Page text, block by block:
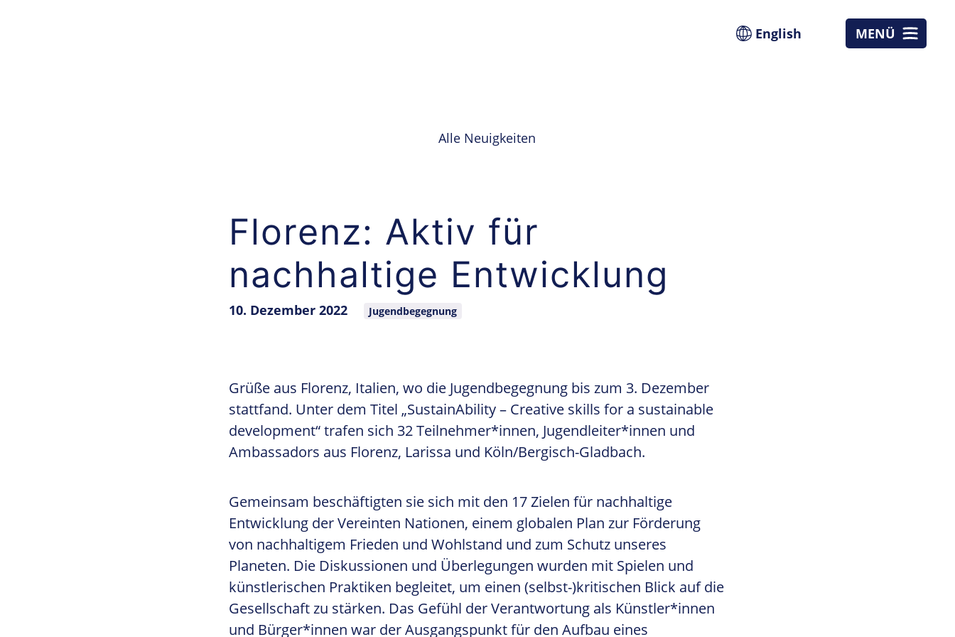
English MENÜ
Alle Neuigkeiten
Florenz: Aktiv für
nachhaltige Entwicklung
10. Dezember 2022 Jugendbegegnung
Grüße aus Florenz, Italien, wo die Jugendbegegnung bis zum 3. Dezember
stattfand. Unter dem Titel „SustainAbility – Creative skills for a sustainable
development“ trafen sich 32 Teilnehmer*innen, Jugendleiter*innen und
Ambassadors aus Florenz, Larissa und Köln/Bergisch-Gladbach.
Gemeinsam beschäftigten sie sich mit den 17 Zielen für nachhaltige
Entwicklung der Vereinten Nationen, einem globalen Plan zur Förderung
von nachhaltigem Frieden und Wohlstand und zum Schutz unseres
Planeten. Die Diskussionen und Überlegungen wurden mit Spielen und
künstlerischen Praktiken begleitet, um einen (selbst-)kritischen Blick auf die
Gesellschaft zu stärken. Das Gefühl der Verantwortung als Künstler*innen
und Bürger*innen war der Ausgangspunkt für den Aufbau eines